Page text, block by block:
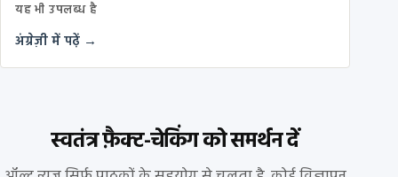
यह भी उपलब्ध है
अंग्रेज़ी में पढ़ें →
स्वतंत्र फ़ैक्ट-चेकिंग को समर्थन दें